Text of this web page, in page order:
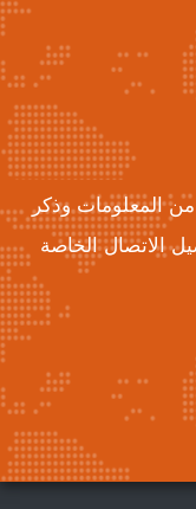
المعلومات وذكر
الاتصال الخاصة